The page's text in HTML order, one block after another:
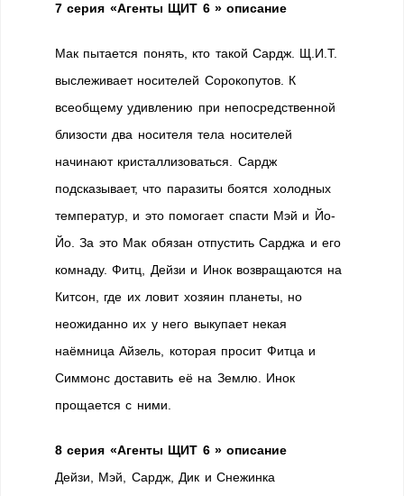
7 серия «Агенты ЩИТ 6 » описание
Мак пытается понять, кто такой Сардж. Щ.И.Т.
выслеживает носителей Сорокопутов. К
всеобщему удивлению при непосредственной
близости два носителя тела носителей
начинают кристаллизоваться. Сардж
подсказывает, что паразиты боятся холодных
температур, и это помогает спасти Мэй и Йо-
Йо. За это Мак обязан отпустить Сарджа и его
комнаду. Фитц, Дейзи и Инок возвращаются на
Китсон, где их ловит хозяин планеты, но
неожиданно их у него выкупает некая
наёмница Айзель, которая просит Фитца и
Симмонс доставить её на Землю. Инок
прощается с ними.
8 серия «Агенты ЩИТ 6 » описание
Дейзи, Мэй, Сардж, Дик и Снежинка